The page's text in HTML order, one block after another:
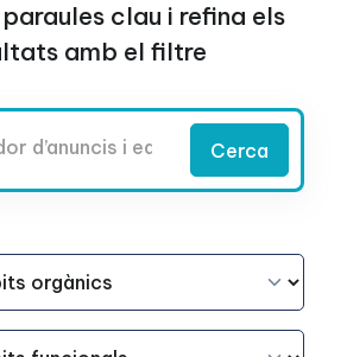
clau i refina els
amb el filtre
Cerca